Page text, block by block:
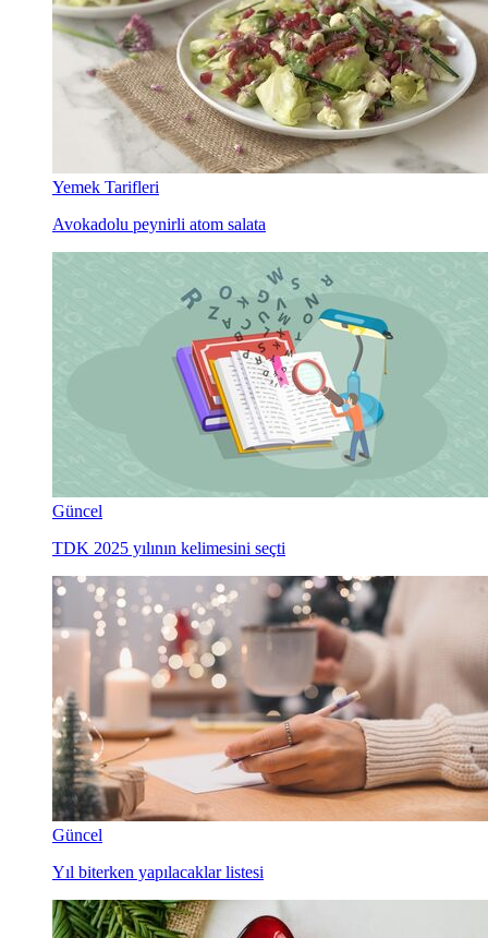
Yemek Tarifleri
Avokadolu peynirli atom salata
Güncel
TDK 2025 yılının kelimesini seçti
Güncel
Yıl biterken yapılacaklar listesi